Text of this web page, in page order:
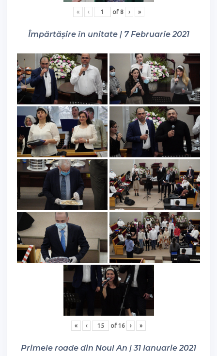
« ‹ of 8 › »
Împărtășire în unitate | 7 Februarie 2021
« ‹ of 16 › »
Primele roade din Noul An | 31 Ianuarie 2021